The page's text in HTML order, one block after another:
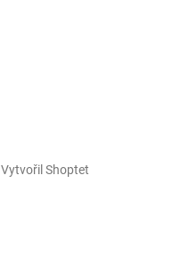
Vytvořil Shoptet